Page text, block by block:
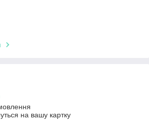
на вашу картку